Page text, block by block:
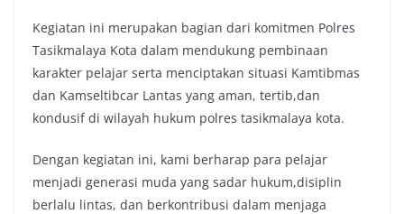
Kegiatan ini merupakan bagian dari komitmen Polres
Tasikmalaya Kota dalam mendukung pembinaan
karakter pelajar serta menciptakan situasi Kamtibmas
dan Kamseltibcar Lantas yang aman, tertib,dan
kondusif di wilayah hukum polres tasikmalaya kota.
Dengan kegiatan ini, kami berharap para pelajar
menjadi generasi muda yang sadar hukum,disiplin
berlalu lintas, dan berkontribusi dalam menjaga